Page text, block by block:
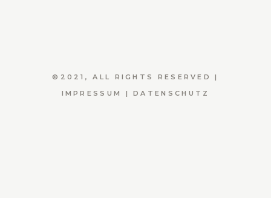
©2021, ALL RIGHTS RESERVED |
IMPRESSUM
|DATENSCHUTZ